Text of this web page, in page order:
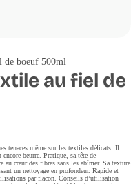
de boeuf 500ml
au fiel de
tenaces même sur les textiles délicats. Il
beurre. Pratique, sa tête de
au cœur des fibres sans les abîmer. Sa texture
un nettoyage en profondeur. Rapide et
par flacon. Conseils d’utilisation